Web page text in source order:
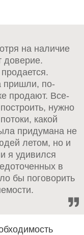
на наличие
доверие.
пришли, по-
продают. Все-
нужно
какой
придумана не
летом, но и
я удивился
в
бы поговорить